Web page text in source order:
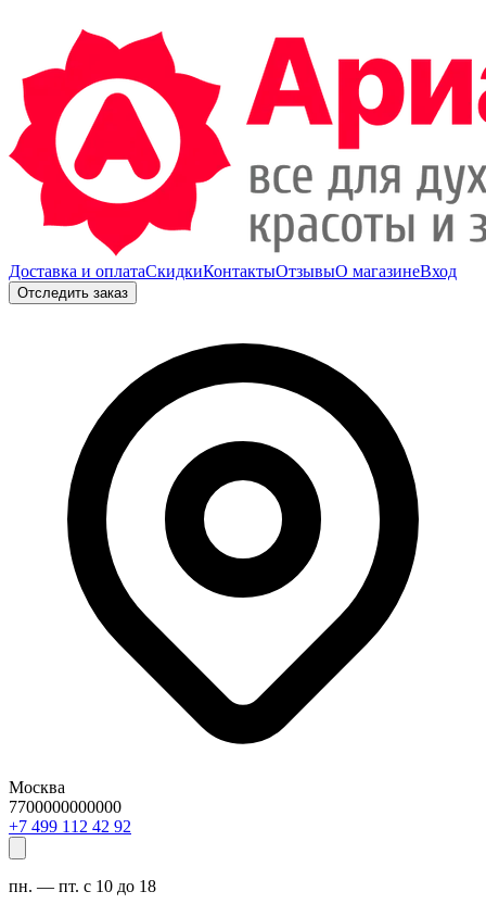
Доставка и оплатаСкидкиКонтактыОтзывыО магазинеВход
Отследить заказ
Москва
7700000000000
29 24 211 994 7+
пн. — пт. с 10 до 18